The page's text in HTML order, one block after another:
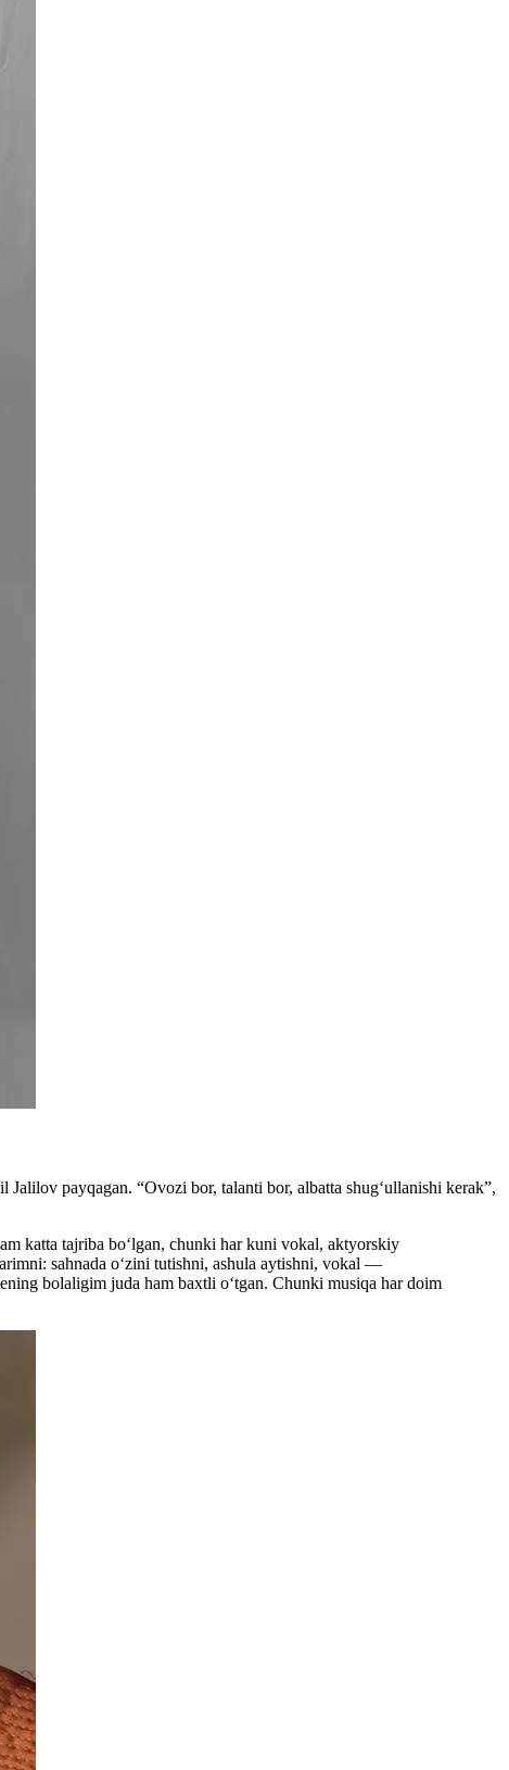
payqagan. “Ovozi bor, talanti bor, albatta shug‘ullanishi kerak”,
katta tajriba boʻlgan, chunki har kuni vokal, aktyorskiy
sahnada oʻzini tutishni, ashula aytishni, vokal —
bolaligim juda ham baxtli oʻtgan. Chunki musiqa har doim